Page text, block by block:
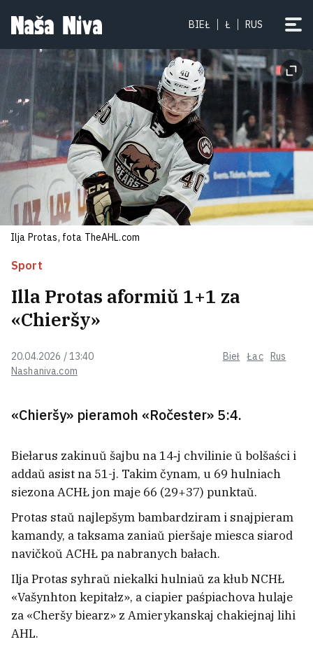
BIEŁ Ł RUS
Sport
Nashaniva.com
20.04.2026 / 13:40 Bieł Łac Rus
Illa Protas aformiŭ 1+1 za
«Chieršy»
«Chieršy» pieramoh «Ročester» 5:4.
Ilja Protas, fota TheAHL.com
Biełarus zakinuŭ šajbu na 14‑j chvilinie ŭ bolšaści i
addaŭ asist na 51-j. Takim čynam, u 69 hulniach
siezona ACHŁ jon maje 66 (29+37) punktaŭ.
Protas staŭ najlepšym bambardziram i snajpieram
kamandy, a taksama zaniaŭ pieršaje miesca siarod
navičkoŭ ACHŁ pa nabranych bałach.
Ilja Protas syhraŭ niekalki hulniaŭ za kłub NCHŁ
«Vašynhton kepitałz», a ciapier paśpiachova hulaje
za «Cheršy biearz» z Amierykanskaj chakiejnaj lihi
AHL.
«Ab hety tramplin možna zabivacca
kožny dzień». Viadomy trenier
zahinuŭ na viełatreniroŭcy praź
niečakanuju pieraškodu
2
Na «Hrodna Azocie» adbyŭsia
pazapłanavy vykid amijaku
Tramp zabaraniŭ u ZŠA
«naradžalny turyzm»
Škvał, mocny viecier i hrad narabili
biady hetaj nočču
Siamju miadźviedziaŭ sustreli ŭ
Miadzielskim rajonie